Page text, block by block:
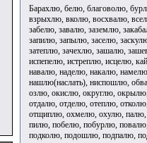
Барахлю, белю, благоволю,
взрыхлю, вколю, восхвалю,
забелю, завалю, заземлю,
запилю, запылю, заселю,
затеплю, зачехлю, зашалю,
испепелю, истреплю, исцелю,
навалю, наделю, накалю,
нашлю(наслать), ниспошлю,
озлю, окислю, округлю,
отдалю, отделю, отеплю,
отщиплю, охмелю, охулю, палю,
пилю, побелю, побурлю,
подколю, подошлю, подпалю,